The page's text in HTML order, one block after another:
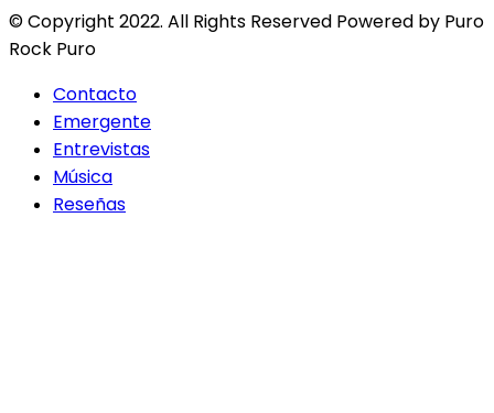
© Copyright 2022. All Rights Reserved Powered by Puro
Rock Puro
Contacto
Emergente
Entrevistas
Música
Reseñas